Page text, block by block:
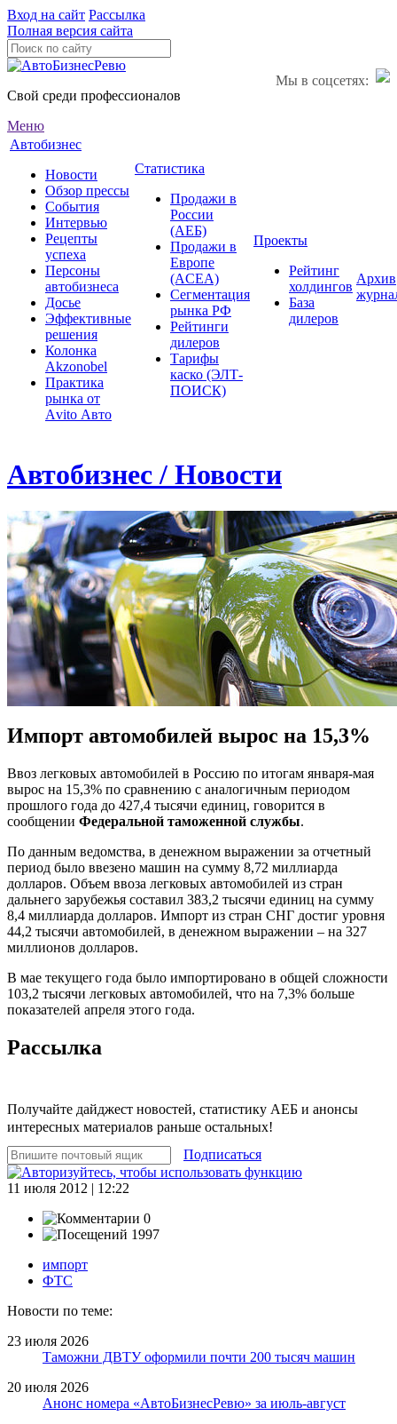
Вход на сайт Рассылка
Полная версия сайта
Мы в соцсетях:
Свой среди профессионалов
Меню
Автобизнес
Новости
Обзор прессы
События
Интервью
Рецепты
успеха
Персоны
автобизнеса
Досье
Эффективные
решения
Колонка
Akzonobel
Практика
рынка от
Аvito Авто
Статистика
Продажи в
России
(АЕБ)
Продажи в
Европе
(ACEA)
Сегментация
рынка РФ
Рейтинги
дилеров
Тарифы
каско (ЭЛТ-
ПОИСК)
Проекты
Рейтинг
холдингов
База
дилеров
Архив
Автобизнес / Новости
Импорт автомобилей вырос на 15,3%
Ввоз легковых автомобилей в Россию по итогам января-мая
вырос на 15,3% по сравнению с аналогичным периодом
прошлого года до 427,4 тысячи единиц, говорится в
сообщении Федеральной таможенной службы.
По данным ведомства, в денежном выражении за отчетный
период было ввезено машин на сумму 8,72 миллиарда
долларов. Объем ввоза легковых автомобилей из стран
дальнего зарубежья составил 383,2 тысячи единиц на сумму
8,4 миллиарда долларов. Импорт из стран СНГ достиг уровня
44,2 тысячи автомобилей, в денежном выражении – на 327
миллионов долларов.
В мае текущего года было импортировано в общей сложности
103,2 тысячи легковых автомобилей, что на 7,3% больше
показателей апреля этого года.
Рассылка
Получайте дайджест новостей, статистику АЕБ и анонсы
интересных материалов раньше остальных!
Подписаться
11 июля 2012 | 12:22
0
1997
импорт
ФТС
Новости по теме:
23 июля 2026
Таможни ДВТУ оформили почти 200 тысяч машин
20 июля 2026
Анонс номера «АвтоБизнесРевю» за июль-август